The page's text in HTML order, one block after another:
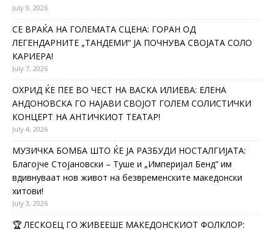
July 9, 2026
СЕ ВРАЌА НА ГОЛЕМАТА СЦЕНА: ГОРАН ОД
ЛЕГЕНДАРНИТЕ „ТАНДЕМИ“ ЈА ПОЧНУВА СВОЈАТА СОЛО
КАРИЕРА!
July 7, 2026
ОХРИД ЌЕ ПЕЕ ВО ЧЕСТ НА ВАСКА ИЛИЕВА: ЕЛЕНА
АНДОНОВСКА ГО НАЈАВИ СВОЈОТ ГОЛЕМ СОЛИСТИЧКИ
КОНЦЕРТ НА АНТИЧКИОТ ТЕАТАР!
July 4, 2026
МУЗИЧКА БОМБА ШТО ЌЕ ЈА РАЗБУДИ НОСТАЛГИЈАТА:
Благојче Стојановски – Туше и „Империјал Бенд“ им
вдивнуваат нов живот на безвременските македонски
хитови!
July 3, 2026
🏆 ЛЕСКОЕЦ ГО ЖИВЕЕШЕ МАКЕДОНСКИОТ ФОЛКЛОР: